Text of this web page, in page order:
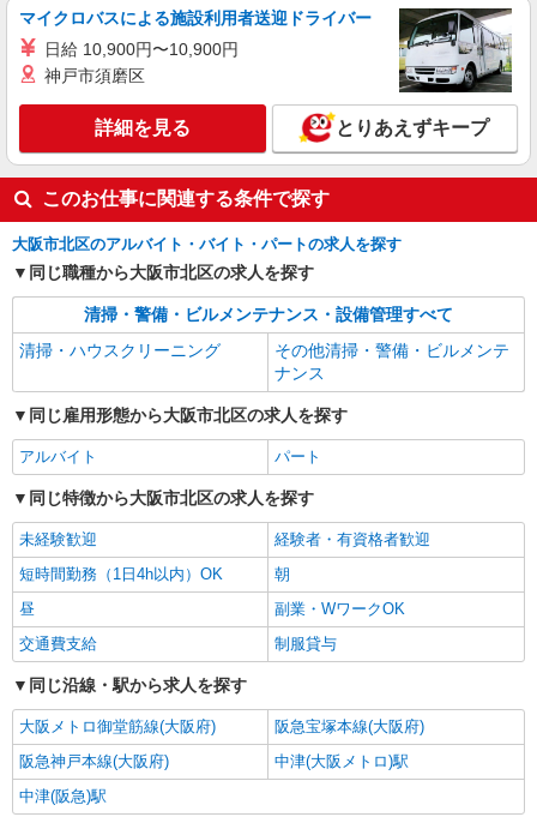
マイクロバスによる施設利用者送迎ドライバー
日給 10,900円〜10,900円
神戸市須磨区
詳細を見る とりあえずキープ
このお仕事に関連する条件で探す
大阪市北区のアルバイト・バイト・パートの求人を探す
同じ職種から大阪市北区の求人を探す
清掃・警備・ビルメンテナンス・設備管理すべて
清掃・ハウスクリーニング
その他清掃・警備・ビルメンテ
ナンス
同じ雇用形態から大阪市北区の求人を探す
アルバイト パート
同じ特徴から大阪市北区の求人を探す
未経験歓迎
経験者・有資格者歓迎
短時間勤務（1日4h以内）OK
朝
昼
副業・WワークOK
交通費支給
制服貸与
同じ沿線・駅から求人を探す
大阪メトロ御堂筋線(大阪府)
阪急宝塚本線(大阪府)
阪急神戸本線(大阪府)
中津(大阪メトロ)駅
中津(阪急)駅